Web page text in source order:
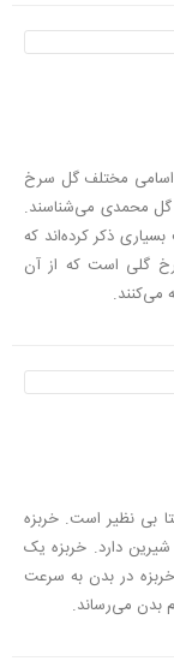
مختلف گل سرخ
گل محمدی می‌شناسند.
ذکر کرده‌اند که
گلی است که از آن
می‌کنند.
بی نظیر است. خربزه
شیرین دارد. خربزه یک
در بدن به سرعت
بدن می‌رساند.